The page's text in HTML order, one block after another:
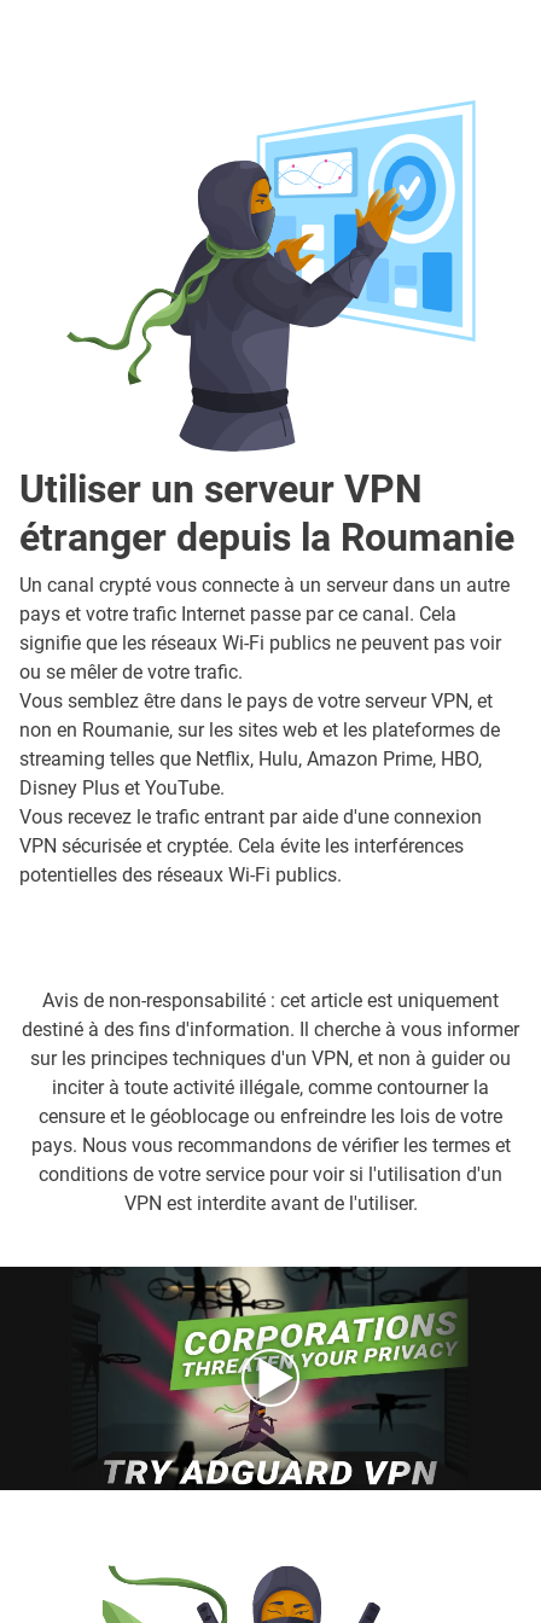
Utiliser un serveur VPN
étranger depuis la Roumanie
Un canal crypté vous connecte à un serveur dans un autre
pays et votre trafic Internet passe par ce canal. Cela
signifie que les réseaux Wi-Fi publics ne peuvent pas voir
ou se mêler de votre trafic.
Vous semblez être dans le pays de votre serveur VPN, et
non en Roumanie, sur les sites web et les plateformes de
streaming telles que Netflix, Hulu, Amazon Prime, HBO,
Disney Plus et YouTube.
Vous recevez le trafic entrant par aide d'une connexion
VPN sécurisée et cryptée. Cela évite les interférences
potentielles des réseaux Wi-Fi publics.
Avis de non-responsabilité : cet article est uniquement
destiné à des fins d'information. Il cherche à vous informer
sur les principes techniques d'un VPN, et non à guider ou
inciter à toute activité illégale, comme contourner la
censure et le géoblocage ou enfreindre les lois de votre
pays. Nous vous recommandons de vérifier les termes et
conditions de votre service pour voir si l'utilisation d'un
VPN est interdite avant de l'utiliser.